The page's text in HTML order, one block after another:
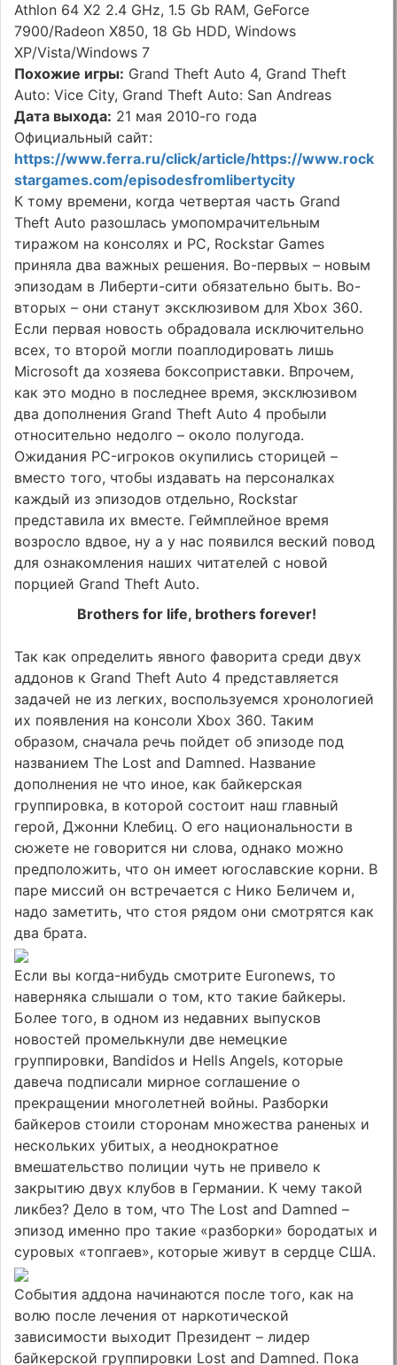
Athlon 64 X2 2.4 GHz, 1.5 Gb RAM, GeForce
7900/Radeon X850, 18 Gb HDD, Windows
XP/Vista/Windows 7
Похожие игры: Grand Theft Auto 4, Grand Theft
Auto: Vice City, Grand Theft Auto: San Andreas
Дата выхода: 21 мая 2010-го года
Официальный сайт:
https://www.ferra.ru/click/article/https://www.rock
stargames.com/episodesfromlibertycity
К тому времени, когда четвертая часть Grand
Theft Auto разошлась умопомрачительным
тиражом на консолях и PC, Rockstar Games
приняла два важных решения. Во-первых – новым
эпизодам в Либерти-сити обязательно быть. Во-
вторых – они станут эксклюзивом для Xbox 360.
Если первая новость обрадовала исключительно
всех, то второй могли поаплодировать лишь
Microsoft да хозяева боксоприставки. Впрочем,
как это модно в последнее время, эксклюзивом
два дополнения Grand Theft Auto 4 пробыли
относительно недолго – около полугода.
Ожидания PC-игроков окупились сторицей –
вместо того, чтобы издавать на персоналках
каждый из эпизодов отдельно, Rockstar
представила их вместе. Геймплейное время
возросло вдвое, ну а у нас появился веский повод
для ознакомления наших читателей с новой
порцией Grand Theft Auto.
Brothers for life, brothers forever!
Так как определить явного фаворита среди двух
аддонов к Grand Theft Auto 4 представляется
задачей не из легких, воспользуемся хронологией
их появления на консоли Xbox 360. Таким
образом, сначала речь пойдет об эпизоде под
названием The Lost and Damned. Название
дополнения не что иное, как байкерская
группировка, в которой состоит наш главный
герой, Джонни Клебиц. О его национальности в
сюжете не говорится ни слова, однако можно
предположить, что он имеет югославские корни. В
паре миссий он встречается с Нико Беличем и,
надо заметить, что стоя рядом они смотрятся как
два брата.
Если вы когда-нибудь смотрите Euronews, то
наверняка слышали о том, кто такие байкеры.
Более того, в одном из недавних выпусков
новостей промелькнули две немецкие
группировки, Bandidos и Hells Angels, которые
давеча подписали мирное соглашение о
прекращении многолетней войны. Разборки
байкеров стоили сторонам множества раненых и
нескольких убитых, а неоднократное
вмешательство полиции чуть не привело к
закрытию двух клубов в Германии. К чему такой
ликбез? Дело в том, что The Lost and Damned –
эпизод именно про такие «разборки» бородатых и
суровых «топгаев», которые живут в сердце США.
События аддона начинаются после того, как на
волю после лечения от наркотической
зависимости выходит Президент – лидер
байкерской группировки Lost and Damned. Пока